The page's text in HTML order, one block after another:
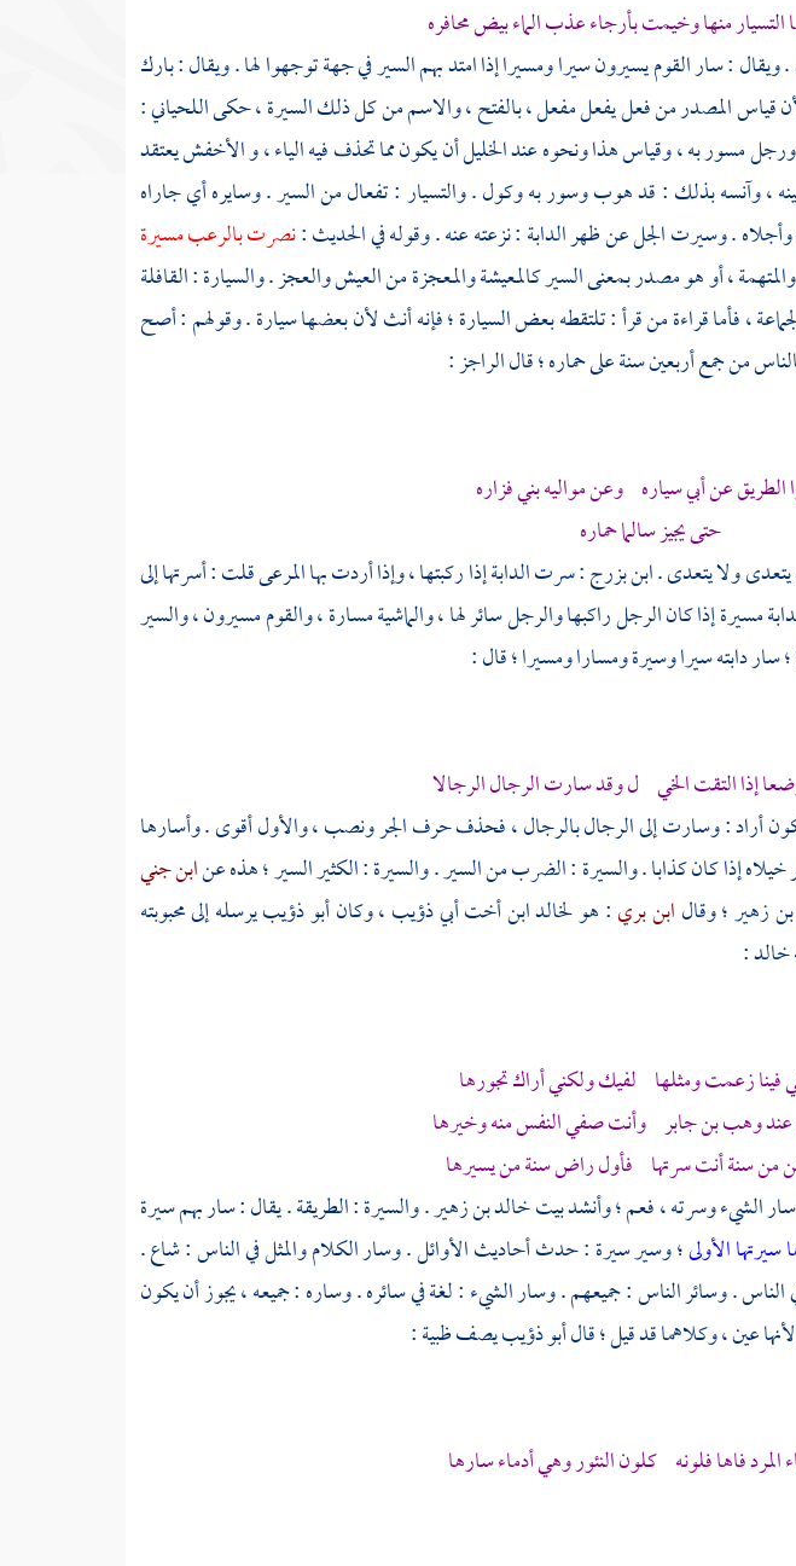
منها وخيمت بأرجاء عذب الماء بيض محافره
: سار القوم يسيرون سيرا ومسيرا إذا امتد بهم السير في جهة توجهوا لها . ويقال : بارك
قياس المصدر من فعل يفعل مفعل ، بالفتح ، والاسم من كل ذلك السيرة ، حكىاللحياني:
مسور به ، وقياس هذا ونحوه عندالخليلأن يكون مما تحذف فيه الياء ، والأخفشيعتقد
، وآنسه بذلك : قد هوب وسور به وكول . والتسيار : تفعال من السير . وسايره أي جاراه
وأجلاه . وسيرت الجل عن ظهر الدابة : نزعته عنه . وقوله في الحديث :نصرت بالرعب مسيرة
، أو هو مصدر بمعنى السير كالمعيشة والمعجزة من العيش والعجز . والسيارة : القافلة
، فأما قراءة من قرأ : تلتقطه بعض السيارة ؛ فإنه أنث لأن بعضها سيارة . وقولهم : أصح
منجمعأربعين سنة على حماره ؛ قال الراجز :
الطريق عن أبي سياره وعن مواليهبني فزاره
حتى يجيز سالما حماره
ولا يتعدى .ابن بزرج: سرت الدابة إذا ركبتها ، وإذا أردت بها المرعى قلت : أسرتها إلى
مسيرة إذا كان الرجل راكبها والرجل سائر لها ، والماشية مسارة ، والقوم مسيرون ، والسير
سار دابته سيرا وسيرة ومسارا ومسيرا ؛ قال :
إذا التقت الخي ل وقد سارت الرجال الرجالا
أراد : وسارت إلى الرجال بالرجال ، فحذف حرف الجر ونصب ، والأول أقوى . وأسارها
إذا كان كذابا . والسيرة : الضرب من السير . والسيرة : الكثير السير ؛ هذه عنابن جني
زهير؛ وقالابن بري: هولخالد ابن أخت أبي ذؤيب، وكانأبو ذؤيبيرسله إلى محبوبته
خالد:
فينا زعمت ومثلها لفيك ولكني أراك تجورها
عندوهب بن جابر وأنت صفي النفس منه وخيرها
من سنة أنت سرتها فأول راض سنة من يسيرها
الشيء وسرته ، فعم ؛ وأنشد بيتخالد بن زهير. والسيرة : الطريقة . يقال : سار بهم سيرة
الأولى؛ وسير سيرة : حدث أحاديث الأوائل . وسار الكلام والمثل في الناس : شاع .
الناس . وسائر الناس : جميعهم . وسار الشيء : لغة في سائره . وساره : جميعه ، يجوز أن يكون
عين ، وكلاهما قد قيل ؛ قالأبو ذؤيبيصف ظبية :
المرد فاها فلونه كلون النئور وهي أدماء سارها